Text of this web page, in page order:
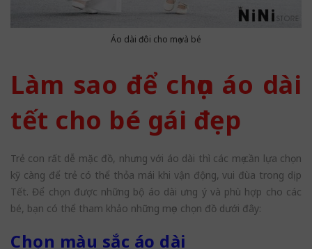
Áo dài đôi cho mẹ và bé
Làm sao để chọn áo dài
tết cho bé gái đẹp
Trẻ con rất dễ mặc đồ, nhưng với áo dài thì các mẹ cần lựa chọn
kỹ càng để trẻ có thể thỏa mái khi vận động, vui đùa trong dịp
Tết. Để chọn được những bộ áo dài ưng ý và phù hợp cho các
bé, bạn có thể tham khảo những mẹo chọn đồ dưới đây:
Chọn màu sắc áo dài